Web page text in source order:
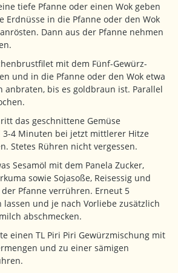
tiefe Pfanne oder einen Wok geben
Erdnüsse in die Pfanne oder den Wok
Dann aus der Pfanne nehmen
mit dem Fünf-Gewürz-
und in die Pfanne oder den Wok etwa
anbraten, bis es goldbraun ist. Parallel
das geschnittene Gemüse
3-4 Minuten bei jetzt mittlerer Hitze
Stetes Rühren nicht vergessen.
Sesamöl mit dem Panela Zucker,
sowie Sojasoße, Reisessig und
Pfanne verrühren. Erneut 5
lassen und je nach Vorliebe zusätzlich
abschmecken.
einen TL Piri Piri Gewürzmischung mit
und zu einer sämigen